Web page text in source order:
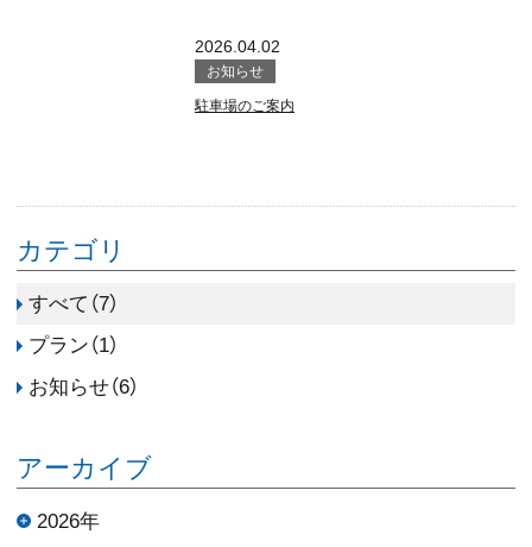
2026.04.02
お知らせ
駐車場のご案内
カテゴリ
すべて（7）
プラン（1）
お知らせ（6）
アーカイブ
2026年